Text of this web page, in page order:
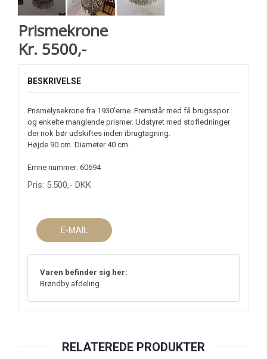
Prismekrone
Kr. 5500,-
BESKRIVELSE
Prismelysekrone fra 1930'erne. Fremstår med få brugsspor
og enkelte manglende prismer. Udstyret med stofledninger
der nok bør udskiftes inden ibrugtagning.
Højde 90 cm. Diameter 40 cm.
Emne nummer: 60694
Pris: 5.500,- DKK
E-MAIL
Varen befinder sig her:
Brøndby afdeling
RELATEREDE PRODUKTER